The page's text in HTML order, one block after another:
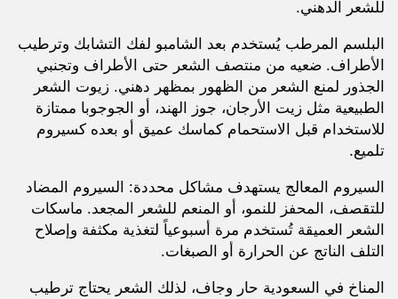
للشعر الدهني.
البلسم المرطب يُستخدم بعد الشامبو لفك التشابك وترطيب
الأطراف. ضعيه من منتصف الشعر حتى الأطراف وتجنبي
الجذور لمنع الشعر من الظهور بمظهر دهني. زيوت الشعر
الطبيعية مثل زيت الأرجان، جوز الهند، أو الجوجوبا ممتازة
للاستخدام قبل الاستحمام كماسك عميق أو بعده كسيروم
تلميع.
السيروم المعالج يستهدف مشاكل محددة: السيروم المضاد
للتقصف، المحفز للنمو، أو المنعم للشعر المجعد. ماسكات
الشعر العميقة تُستخدم مرة أسبوعياً لتغذية مكثفة وإصلاح
التلف الناتج عن الحرارة أو الصبغات.
المناخ في السعودية حار وجاف، لذلك الشعر يحتاج ترطيب